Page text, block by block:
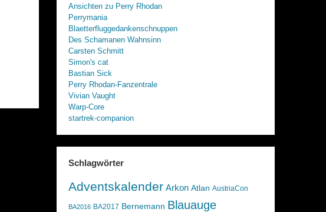
Ansichten zu Perry Rhodan
Perrymania
Blaetterfluggedankenschnuppen
Des Schamanen Wahnsinn
Carsten Schmitt
Simon's cat
Bastian Sick
Perry Rhodan-Fanzentrale
Vivian Vaught
Warp-Core
startrek-companion
Schlagwörter
Adventskalender Arkon Atlan AustriaCon
BA2016 BA2017 Bernemann Blauauge